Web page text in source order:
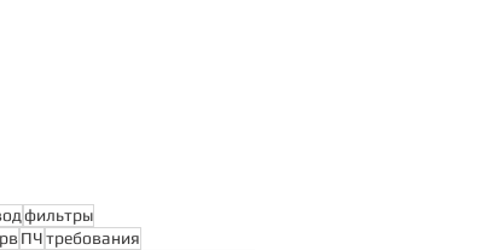
фильтры
ПЧтребования